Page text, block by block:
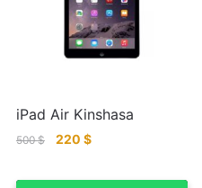
iPad Air Kinshasa
500$ 220 $